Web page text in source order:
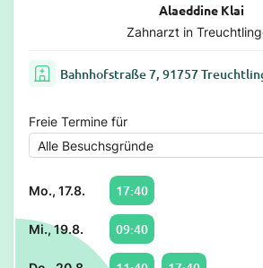
Alaeddine Klai
Zahnarzt in
Bahnhofstraße 7, 91757
Freie Termine für
Mo., 17.8. 17:40
Mi., 19.8. 09:40